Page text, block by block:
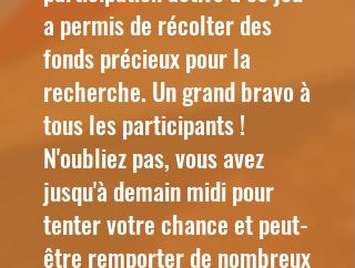
a permis de récolter des
fonds précieux pour la
recherche. Un grand bravo à
tous les participants !
N'oubliez pas, vous avez
jusqu'à demain midi pour
tenter votre chance et peut-
être remporter de nombreux